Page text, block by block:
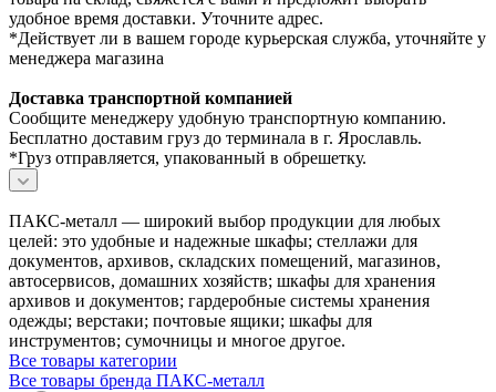
удобное время доставки. Уточните адрес.
*Действует ли в вашем городе курьерская служба, уточняйте у
менеджера магазина
Доставка транспортной компанией
Сообщите менеджеру удобную транспортную компанию.
Бесплатно доставим груз до терминала в г. Ярославль.
*Груз отправляется, упакованный в обрешетку.
ПАКС-металл — широкий выбор продукции для любых
целей: это удобные и надежные шкафы; стеллажи для
документов, архивов, складских помещений, магазинов,
автосервисов, домашних хозяйств; шкафы для хранения
архивов и документов; гардеробные системы хранения
одежды; верстаки; почтовые ящики; шкафы для
инструментов; сумочницы и многое другое.
Все товары категории
Все товары бренда ПАКС-металл